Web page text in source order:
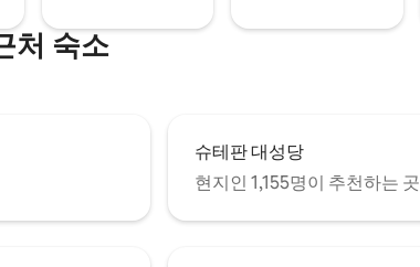
처 숙소
슈테판 대성당
현지인 1,155명이 추천하는 곳